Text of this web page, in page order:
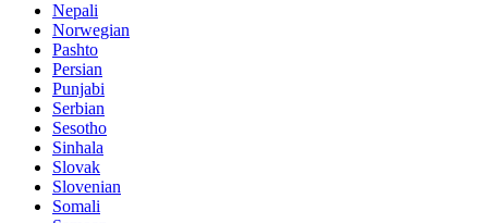
Nepali
Norwegian
Pashto
Persian
Punjabi
Serbian
Sesotho
Sinhala
Slovak
Slovenian
Somali